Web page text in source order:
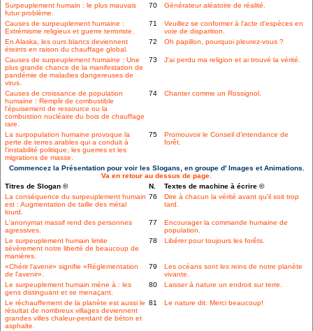
Surpeuplement humain : le plus mauvais
futur problème.
70 Générateur aléatoire de réalité.
Causes de surpeuplement humaine :
Extrémisme religieux et guerre terroriste.
71
Veuillez se conformer à l'acte d'espèces en
voie de disparition.
En Alaska, les ours blancs deviennent
éteints en raison du chauffage global.
72 Oh papillon, pourquoi pleurez-vous ?
Causes de surpeuplement humaine : Une
plus grande chance de la manifestation de
pandémie de maladies dangereuses de
virus.
73 J'ai perdu ma religion et ai trouvé la vérité.
Causes de croissance de population
humaine : Remplir de combustible
l'épuisement de ressource ou la
combustion nucléaire du bois de chauffage
rare.
74 Chanter comme un Rossignol.
La surpopulation humaine provoque la
perte de terres arables qui a conduit à
l'instabilité politique, les guerres et les
migrations de masse.
75
Promouvoir le Conseil d'intendance de
forêt.
Commencez la Présentation pour voir les Slogans, en groupe d' Images et Animations.
Va en retour au dessus de page.
Titres de Slogan ©
N.
Textes de machine à écrire ©
La conséquence du surpeuplement humain
est : Augmentation de taille des métal
lourd.
76
Dire à chacun la vérité avant qu'il soit trop
tard.
L'anonymat massif rend des personnes
agressives.
77
Encourager la commande humaine de
population.
Le surpeuplement humain limite
sévèrement notre liberté de beaucoup de
manières.
78 Libérer pour toujours les forêts.
«Chérir l'avenir» signifie «Réglementation
de l'avenir».
79
Les océans sont les reins de notre planète
vivante.
Le surpeuplement humain mène à : les
gens distinguant et se menaçant.
80 Laisser à nature un endroit sur terre.
Le réchauffement de la planète est aussi le
résultat de nombreux villages deviennent
grandes villes chaleur-perdant de béton et
asphalte.
81 Le nature dit: Merci beaucoup!